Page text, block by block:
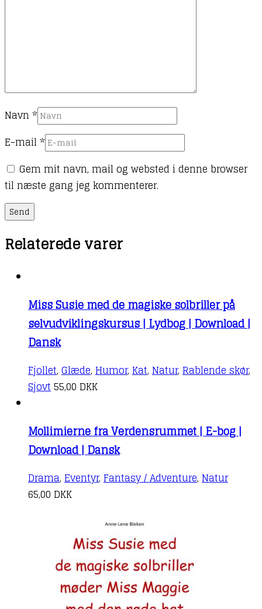
Navn *
E-mail *
Gem mit navn, mail og websted i denne browser
til næste gang jeg kommenterer.
Relaterede varer
Miss Susie med de magiske solbriller på
selvudviklingskursus | Lydbog | Download |
Dansk
Fjollet, Glæde, Humor, Kat, Natur, Rablende skør,
Sjovt55,00 DKK
Mollimierne fra Verdensrummet | E-bog |
Download | Dansk
Drama, Eventyr, Fantasy / Adventure, Natur
65,00 DKK